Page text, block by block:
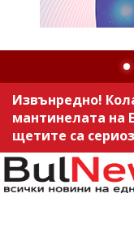
Извънредно!
мантинелата на
щетите са